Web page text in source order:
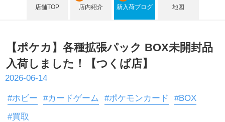
店舗TOP 店内紹介 新入荷ブログ 地図
【ポケカ】各種拡張パック BOX未開封品
入荷しました！【つくば店】
2026-06-14
#ホビー #カードゲーム #ポケモンカード
#BOX
#買取